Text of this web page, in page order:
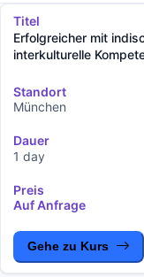
Titel
Erfolgreicher mit
interkulturelle
Standort
München
Dauer
1 day
Preis
Auf Anfrage
Gehe zu Kurs